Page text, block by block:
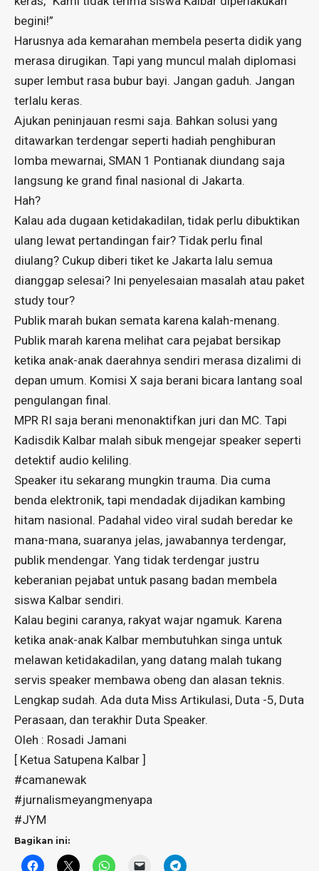
begini!”
Harusnya ada kemarahan membela peserta didik yang
merasa dirugikan. Tapi yang muncul malah diplomasi
super lembut rasa bubur bayi. Jangan gaduh. Jangan
terlalu keras.
Ajukan peninjauan resmi saja. Bahkan solusi yang
ditawarkan terdengar seperti hadiah penghiburan
lomba mewarnai, SMAN 1 Pontianak diundang saja
langsung ke grand final nasional di Jakarta.
Hah?
Kalau ada dugaan ketidakadilan, tidak perlu dibuktikan
ulang lewat pertandingan fair? Tidak perlu final
diulang? Cukup diberi tiket ke Jakarta lalu semua
dianggap selesai? Ini penyelesaian masalah atau paket
study tour?
Publik marah bukan semata karena kalah-menang.
Publik marah karena melihat cara pejabat bersikap
ketika anak-anak daerahnya sendiri merasa dizalimi di
depan umum. Komisi X saja berani bicara lantang soal
pengulangan final.
MPR RI saja berani menonaktifkan juri dan MC. Tapi
Kadisdik Kalbar malah sibuk mengejar speaker seperti
detektif audio keliling.
Speaker itu sekarang mungkin trauma. Dia cuma
benda elektronik, tapi mendadak dijadikan kambing
hitam nasional. Padahal video viral sudah beredar ke
mana-mana, suaranya jelas, jawabannya terdengar,
publik mendengar. Yang tidak terdengar justru
keberanian pejabat untuk pasang badan membela
siswa Kalbar sendiri.
Kalau begini caranya, rakyat wajar ngamuk. Karena
ketika anak-anak Kalbar membutuhkan singa untuk
melawan ketidakadilan, yang datang malah tukang
servis speaker membawa obeng dan alasan teknis.
Lengkap sudah. Ada duta Miss Artikulasi, Duta -5, Duta
Perasaan, dan terakhir Duta Speaker.
Oleh : Rosadi Jamani
[ Ketua Satupena Kalbar ]
#camanewak
#jurnalismeyangmenyapa
#JYM
Bagikan ini: